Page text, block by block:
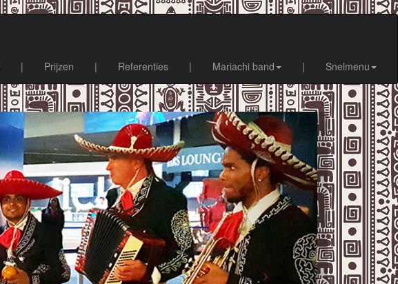
| Prijzen | Referenties | Mariachi band | Snelmenu